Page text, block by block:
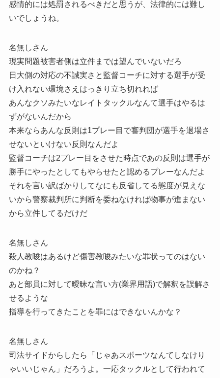
感情的には処罰されるべきだと思うが、法律的には難し
いでしょうね。
名無しさん
現実問題被害者側は立件までは望んでいないだろ
日大側の対応の不誠実さと監督コーチに対する選手が受
け入れない環境さえはっきり立ち切れれば
あんなクソみたいなレイトタックルなんて選手はやるは
ずがないんだから
本来ならあんな反則は1プレー目で審判団が選手を退場さ
せないといけない反則なんだよ
監督コーチは2プレー目をさせた時点であの反則は選手が
勝手にやったとしてもやらせたと認めるプレーなんだよ
それを言い訳ばかりしてなにも反省してる態度が見えな
いから警察裁判所に判断を委ねなければ物事が進まない
から立件してるだけだ
名無しさん
殺人教唆はあるけど傷害教唆みたいな罪状ってのはない
のかね？
あと部員に対して曖昧な言い方(業界用語)で解釈を誤解さ
せるような
指導を行ってきたことを罪にはできないんかな？
名無しさん
司法サイドからしたら「じゃあスポーツなんてしなけり
ゃいいじゃん」だろうよ。一応タックルとして行われて